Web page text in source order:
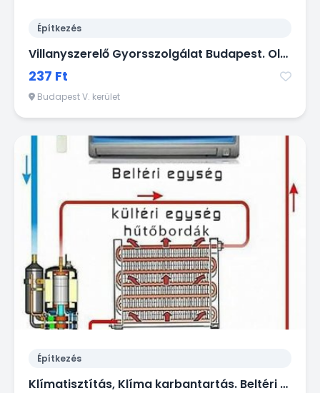
Építkezés
Villanyszerelő Gyorsszolgálat Budapest. Olcsó, Ügyes kezű Villanyszerelő Budapest -en gyorsan házhoz megy kisebb munkák miatt is!
237 Ft
Budapest V. kerület
Építkezés
Klímatisztítás, Klíma karbantartás. Beltéri és kültéri klímák évenkénti vegyszeres és mechanikai tisztítása - gyorsan, olcsón házhoz megyek!